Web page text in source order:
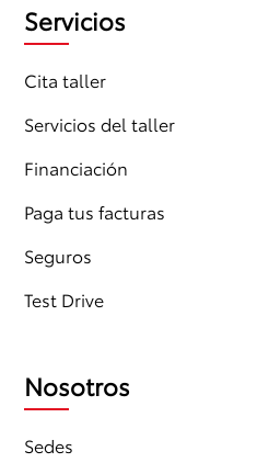
Servicios
Cita taller
Servicios del taller
Financiación
Paga tus facturas
Seguros
Test Drive
Nosotros
Sedes